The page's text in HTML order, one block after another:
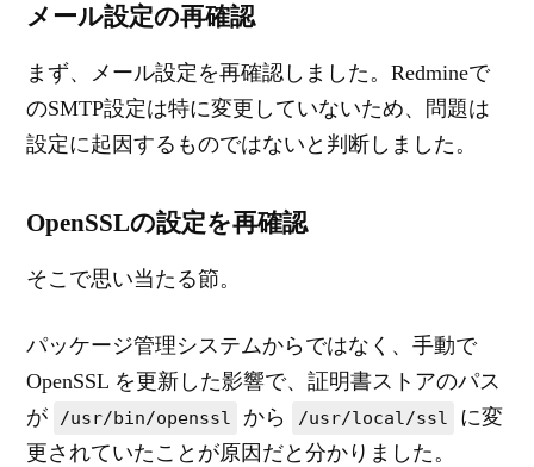
メール設定の再確認
まず、メール設定を再確認しました。Redmineで
のSMTP設定は特に変更していないため、問題は
設定に起因するものではないと判断しました。
OpenSSLの設定を再確認
そこで思い当たる節。
パッケージ管理システムからではなく、手動で
OpenSSL を更新した影響で、証明書ストアのパス
が
/usr/bin/openssl から /usr/local/ssl
に変
更されていたことが原因だと分かりました。